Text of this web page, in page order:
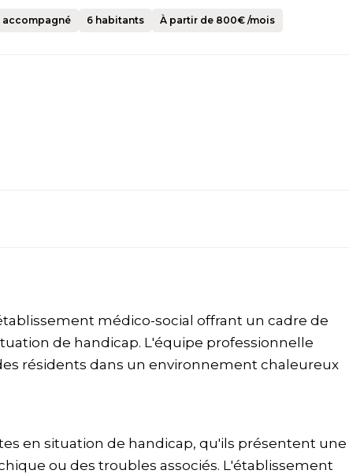
accompagné 6 habitants À partir de 800€ /mois
médico-social offrant un cadre de
de handicap. L'équipe professionnelle
résidents dans un environnement chaleureux
en situation de handicap, qu'ils présentent une
ou des troubles associés. L'établissement